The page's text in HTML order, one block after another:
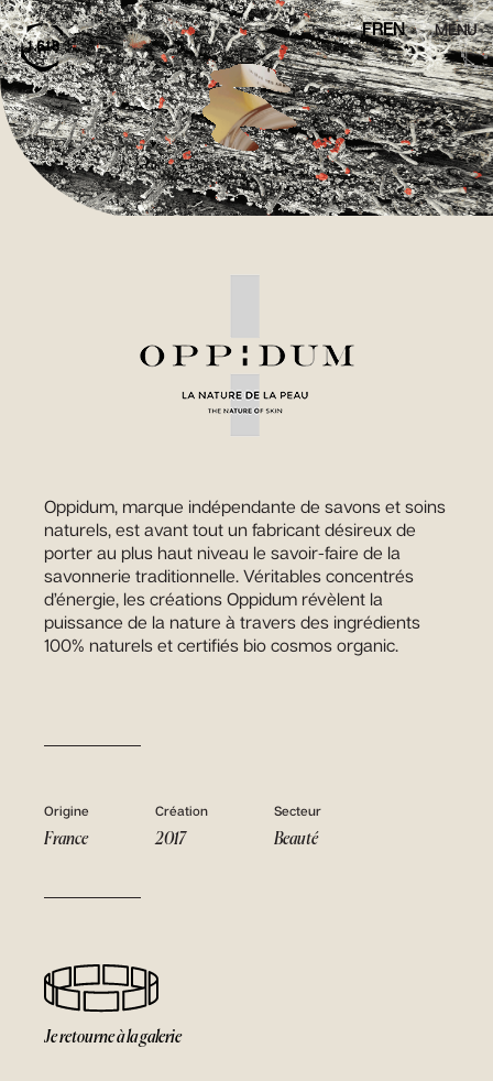
MENU
FREN
Oppidum, marque indépendante de savons et soins
naturels, est avant tout un fabricant désireux de
porter au plus haut niveau le savoir-faire de la
savonnerie traditionnelle. Véritables concentrés
d’énergie, les créations Oppidum révèlent la
puissance de la nature à travers des ingrédients
100% naturels et certifiés bio cosmos organic.
Origine
France
Création
2017
Secteur
Beauté
Je retourne àla galerie